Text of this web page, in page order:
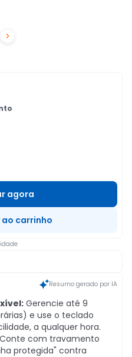

agora
carrinho
Resumo gerado por IA
Gerencie até 9
e use o teclado
a qualquer hora.
Conte com travamento
protegida" contra